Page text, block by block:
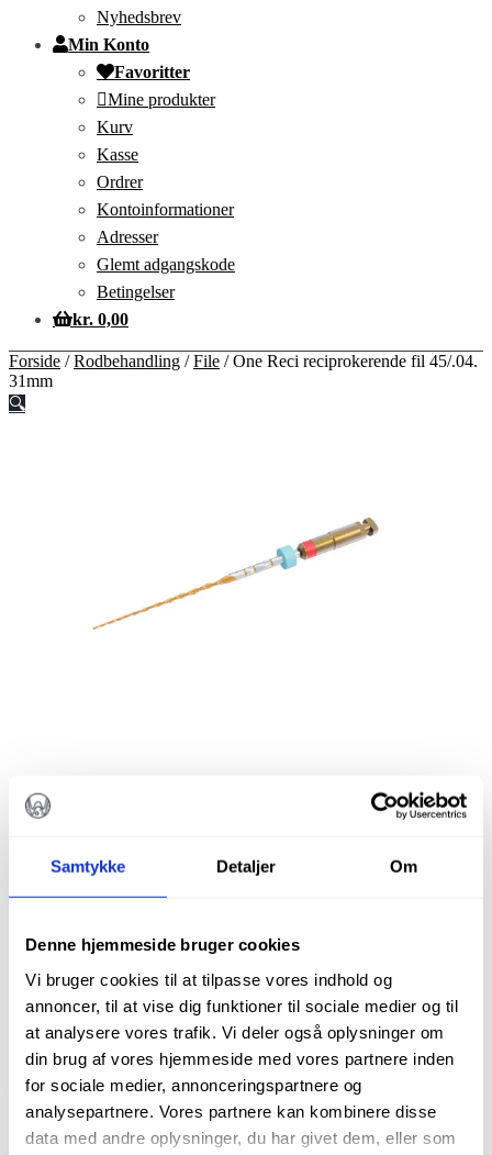
Samtykke Detaljer Om
Denne hjemmeside bruger cookies
Vi bruger cookies til at tilpasse vores indhold og
annoncer, til at vise dig funktioner til sociale medier og til
at analysere vores trafik. Vi deler også oplysninger om
din brug af vores hjemmeside med vores partnere inden
for sociale medier, annonceringspartnere og
analysepartnere. Vores partnere kan kombinere disse
data med andre oplysninger, du har givet dem, eller som
Nyhedsbrev
Min Konto
Favoritter
Mine produkter
Kurv
Kasse
Ordrer
Kontoinformationer
Adresser
Glemt adgangskode
Betingelser
kr. 0,00
Forside /Rodbehandling /File /One Reci reciprokerende fil 45/.04.
31mm
🔍
ONE RECI
RECIPROKERENDE
FIL 45/.04. 31MM